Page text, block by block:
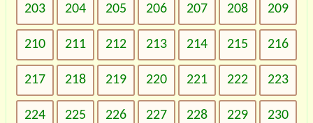
203 204 205 206 207 208 209
210 211 212 213 214 215 216
217 218 219 220 221 222 223
224 225 226 227 228 229 230